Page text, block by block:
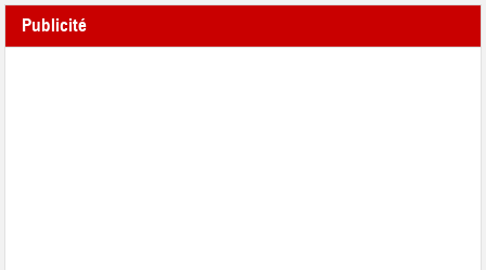
Publicité